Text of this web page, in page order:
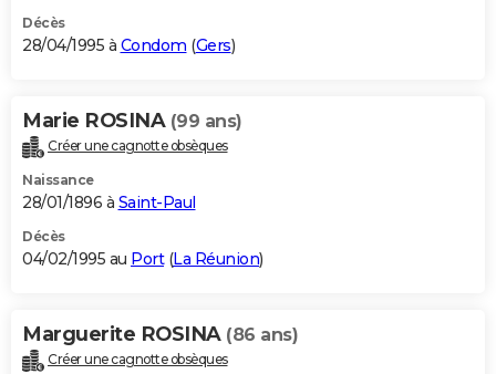
Décès
28/04/1995 à Condom (Gers)
Marie ROSINA (99 ans)
Créer une cagnotte obsèques
Naissance
28/01/1896 à Saint-Paul
Décès
04/02/1995 au Port(La Réunion)
Marguerite ROSINA (86 ans)
Créer une cagnotte obsèques